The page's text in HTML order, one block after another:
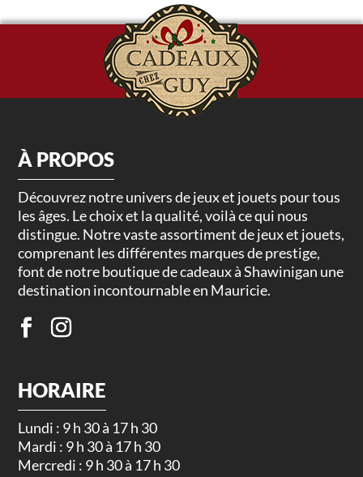
À PROPOS
Découvrez notre univers de jeux et jouets pour tous
les âges. Le choix et la qualité, voilà ce qui nous
distingue. Notre vaste assortiment de jeux et jouets,
comprenant les différentes marques de prestige,
font de notre boutique de cadeaux à Shawinigan une
destination incontournable en Mauricie.
HORAIRE
Lundi : 9 h 30 à 17 h 30
Mardi : 9 h 30 à 17 h 30
Mercredi : 9 h 30 à 17 h 30